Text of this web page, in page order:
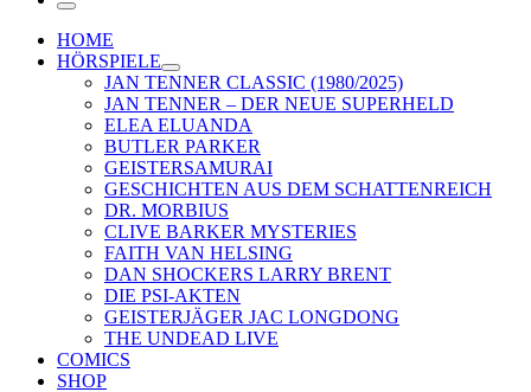
Menü
HOME
HÖRSPIELE
JAN TENNER CLASSIC (1980/2025)
JAN TENNER – DER NEUE SUPERHELD
ELEA ELUANDA
BUTLER PARKER
GEISTERSAMURAI
GESCHICHTEN AUS DEM SCHATTENREICH
DR. MORBIUS
CLIVE BARKER MYSTERIES
FAITH VAN HELSING
DAN SHOCKERS LARRY BRENT
DIE PSI-AKTEN
GEISTERJÄGER JAC LONGDONG
THE UNDEAD LIVE
COMICS
SHOP